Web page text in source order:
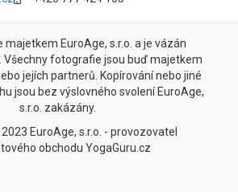
majetkem EuroAge, s.r.o. a je vázán
Všechny fotografie jsou buď majetkem
jejích partnerů. Kopírování nebo jiné
jsou bez výslovného svolení EuroAge,
s.r.o. zakázány.
EuroAge, s.r.o. - provozovatel
obchodu YogaGuru.cz